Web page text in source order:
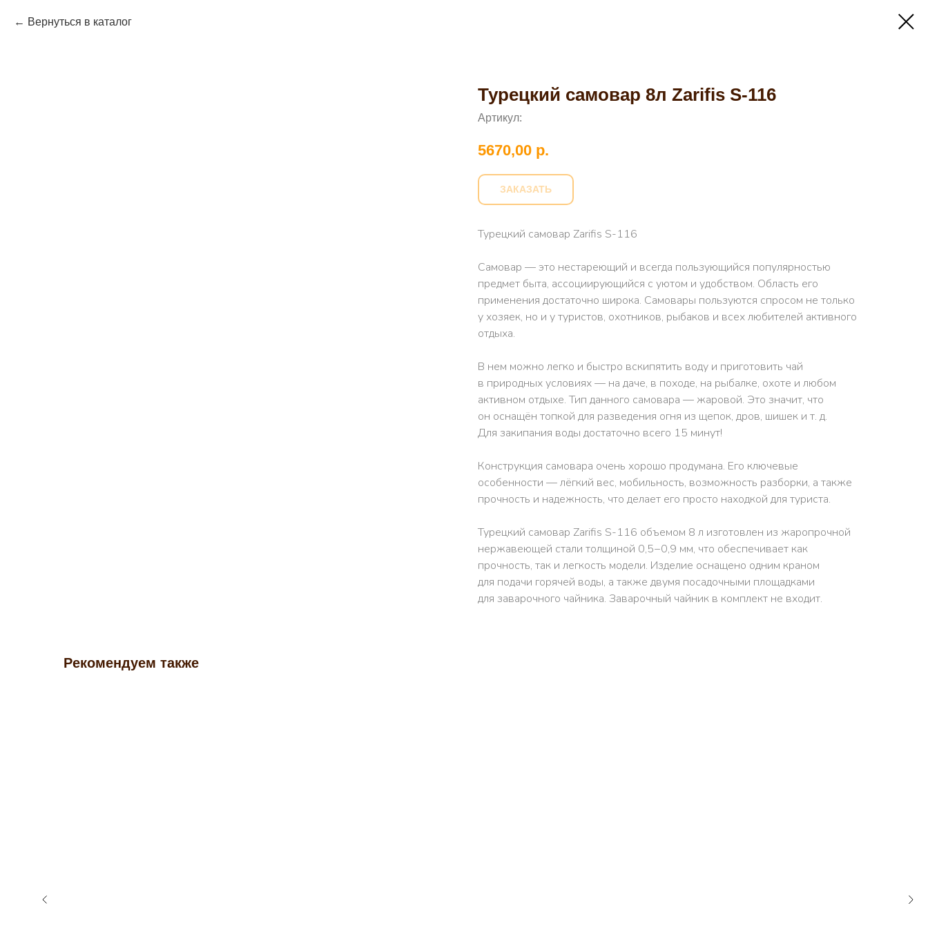
Вернуться в каталог
Турецкий самовар 8л Zarifis S-116
Артикул:
5670,00 р.
ЗАКАЗАТЬ
Турецкий самовар Zarifis S-116
Самовар — это нестареющий и всегда пользующийся популярностью
предмет быта, ассоциирующийся с уютом и удобством. Область его
применения достаточно широка. Самовары пользуются спросом не только
у хозяек, но и у туристов, охотников, рыбаков и всех любителей активного
отдыха.
В нем можно легко и быстро вскипятить воду и приготовить чай
в природных условиях — на даче, в походе, на рыбалке, охоте и любом
активном отдыхе. Тип данного самовара — жаровой. Это значит, что
он оснащён топкой для разведения огня из щепок, дров, шишек и т. д.
Для закипания воды достаточно всего 15 минут!
Конструкция самовара очень хорошо продумана. Его ключевые
особенности — лёгкий вес, мобильность, возможность разборки, а также
прочность и надежность, что делает его просто находкой для туриста.
Турецкий самовар Zarifis S-116 объемом 8 л изготовлен из жаропрочной
нержавеющей стали толщиной 0,5−0,9 мм, что обеспечивает как
прочность, так и легкость модели. Изделие оснащено одним краном
для подачи горячей воды, а также двумя посадочными площадками
для заварочного чайника. Заварочный чайник в комплект не входит.
Рекомендуем также